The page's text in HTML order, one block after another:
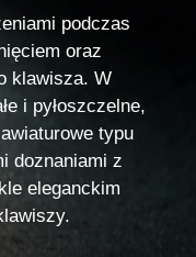
podczas
oraz
klawisza. W
i pyłoszczelne,
typu
doznaniami z
eleganckim